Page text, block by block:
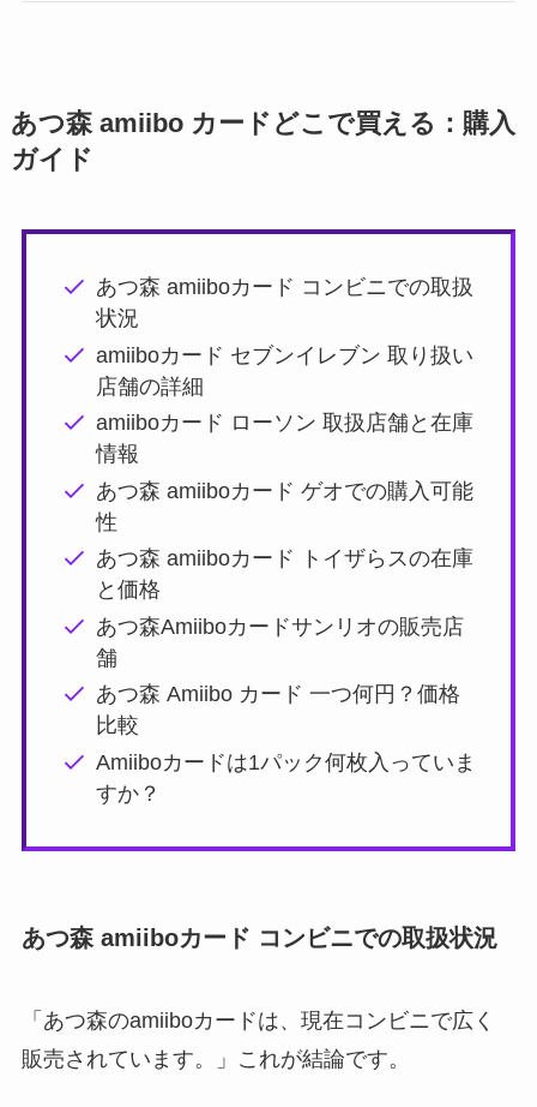
あつ森 amiibo カードどこで買える：購入
ガイド
あつ森 amiiboカード コンビニでの取扱
状況
amiiboカード セブンイレブン 取り扱い
店舗の詳細
amiiboカード ローソン 取扱店舗と在庫
情報
あつ森 amiiboカード ゲオでの購入可能
性
あつ森 amiiboカード トイザらスの在庫
と価格
あつ森Amiiboカードサンリオの販売店
舗
あつ森 Amiibo カード 一つ何円？価格
比較
Amiiboカードは1パック何枚入っていま
すか？
あつ森 amiiboカード コンビニでの取扱状況
「あつ森のamiiboカードは、現在コンビニで広く
販売されています。」これが結論です。